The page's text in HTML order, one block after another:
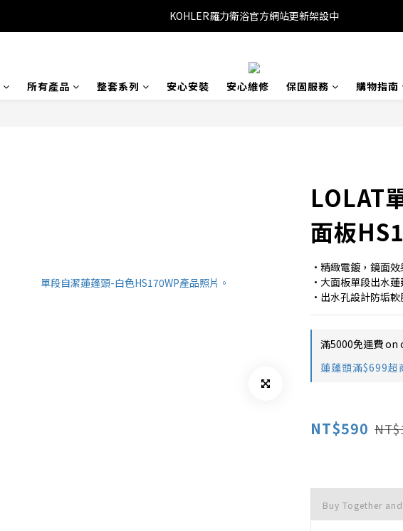
KOHLER羅力衛浴官方網站更新架設中
所有產品 整套系列 安心安裝 安心維修 保固服務 購物指南
LOLAT
面板
•精緻電鍍，鏡面效
•大面板單段出水蓮
•出水孔設計防垢軟
滿5000免運費 on
蓮蓬頭滿$699
NT$590
Buy Together